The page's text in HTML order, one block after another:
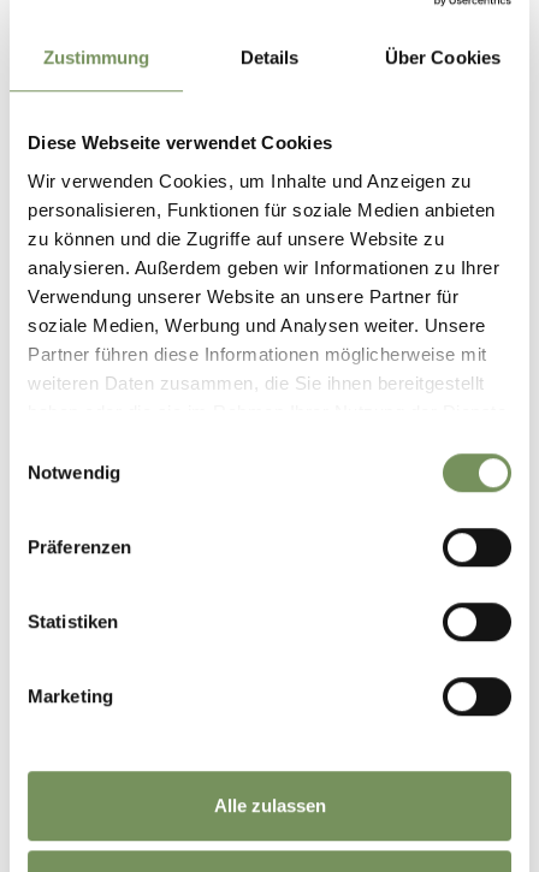
Zustimmung Details Über Cookies
Diese Webseite verwendet Cookies
Wir verwenden Cookies, um Inhalte und Anzeigen zu
personalisieren, Funktionen für soziale Medien anbieten
zu können und die Zugriffe auf unsere Website zu
analysieren. Außerdem geben wir Informationen zu Ihrer
Verwendung unserer Website an unsere Partner für
soziale Medien, Werbung und Analysen weiter. Unsere
Partner führen diese Informationen möglicherweise mit
weiteren Daten zusammen, die Sie ihnen bereitgestellt
Notwendig
Präferenzen
Statistiken
Marketing
Alle zulassen
contributors
KEEP IN TOUCH WITH US